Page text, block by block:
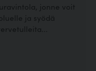
jonne voit
ja syödä